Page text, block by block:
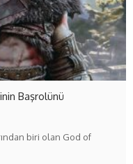
Başrolünü
biri olan God of